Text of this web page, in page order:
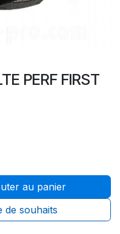
PERF FIRST
au panier
de souhaits